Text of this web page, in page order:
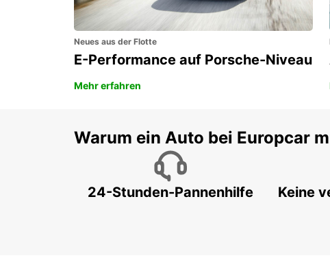
Neues aus der Flotte
E-Performance auf Porsche-Niveau
Mehr erfahren
Warum ein Auto bei Europcar
24-Stunden-Pannenhilfe Keine